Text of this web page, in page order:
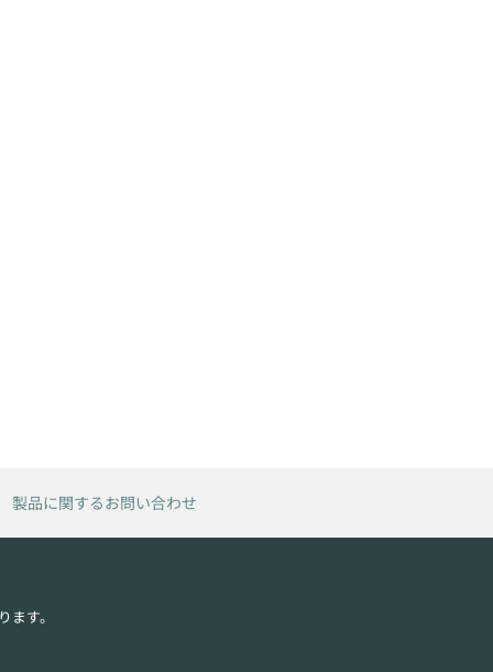
製品に関するお問い合わせ
す。